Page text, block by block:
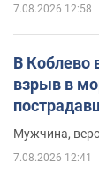
7.08.2026 12:58
В Коблево
взрыв в
Мужчина,
7.08.2026 12:41